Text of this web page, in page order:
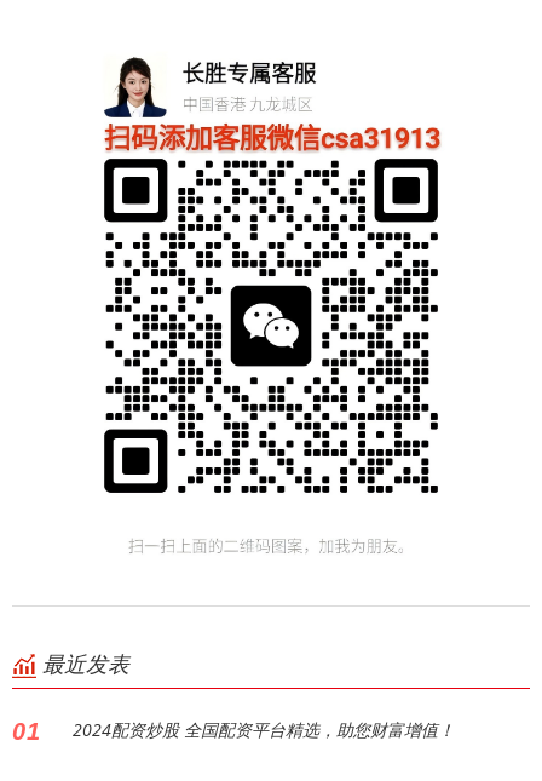
最近发表
01 2024配资炒股 全国配资平台精选，助您财富增值！